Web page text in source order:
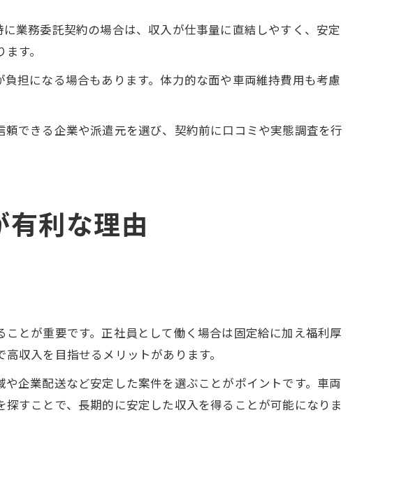
業務委託契約の場合は、収入が仕事量に直結しやすく、安定
す。
担になる場合もあります。体力的な面や車両維持費用も考慮
できる企業や派遣元を選び、契約前に口コミや実態調査を行
利な理由
とが重要です。正社員として働く場合は固定給に加え福利厚
収入を目指せるメリットがあります。
企業配送など安定した案件を選ぶことがポイントです。車両
すことで、長期的に安定した収入を得ることが可能になりま